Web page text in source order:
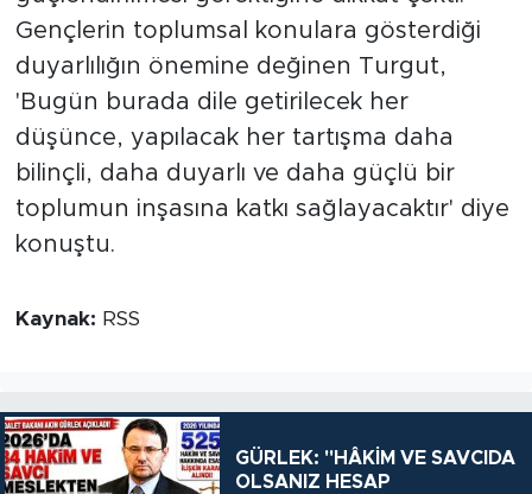
Gençlerin toplumsal konulara gösterdiği
duyarlılığın önemine değinen Turgut,
'Bugün burada dile getirilecek her
düşünce, yapılacak her tartışma daha
bilinçli, daha duyarlı ve daha güçlü bir
toplumun inşasına katkı sağlayacaktır' diye
konuştu.
Kaynak: RSS
GÜRLEK: "HÂKİM VE SAVCIDA
OLSANIZ HESAP